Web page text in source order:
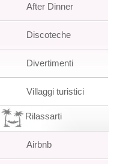
After Dinner
Discoteche
Divertimenti
Villaggi turistici
Rilassarti
Airbnb